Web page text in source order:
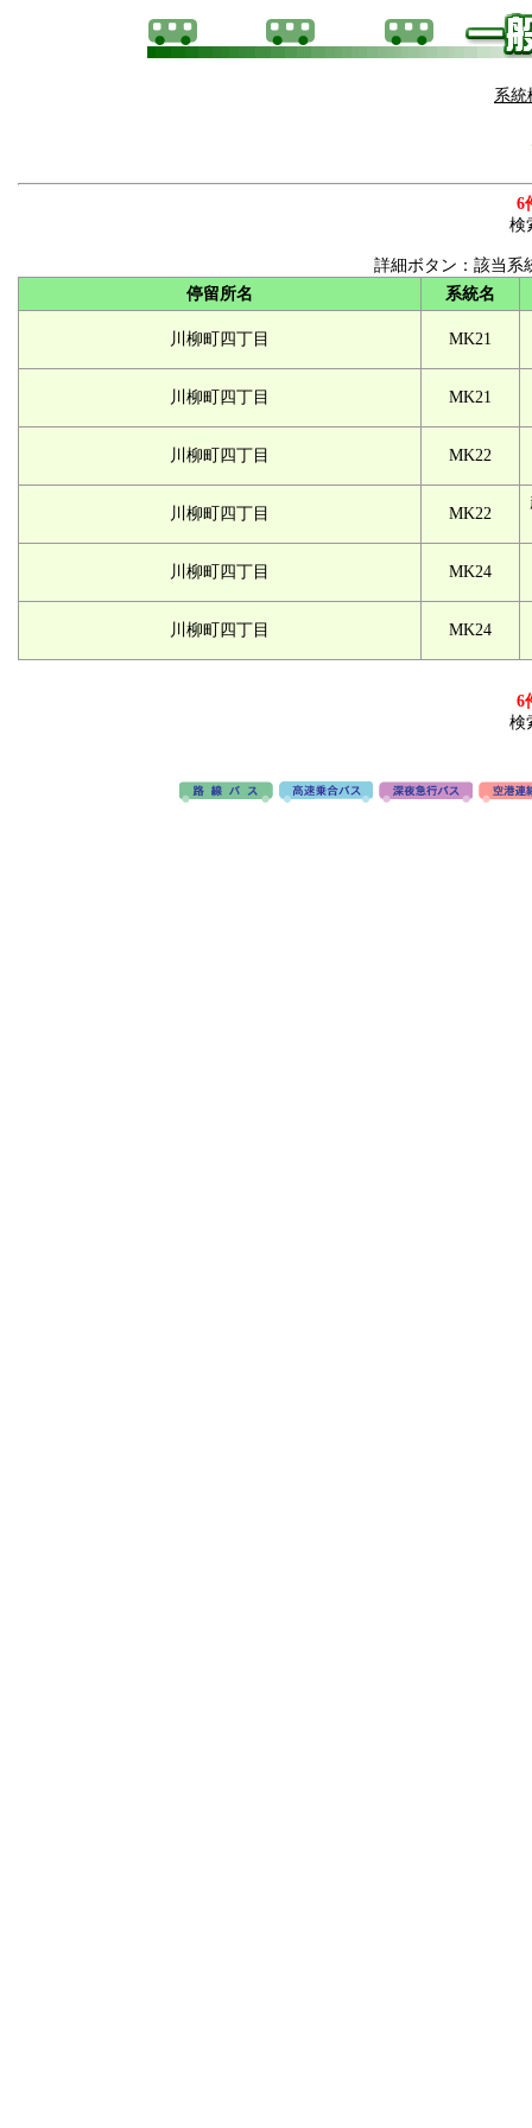
系統
6
検
詳細ボタン：該当系
停留所名
系統名
川柳町四丁目 MK21
川柳町四丁目 MK21
川柳町四丁目 MK22
川柳町四丁目 MK22
川柳町四丁目 MK24
川柳町四丁目 MK24
6
検